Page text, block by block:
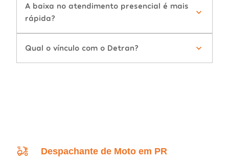
A baixa no atendimento presencial é mais
rápida?
Qual o vínculo com o Detran?
Despachante de Moto em PR